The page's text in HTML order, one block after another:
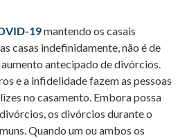
19mantendo os casais
casas indefinidamente, não é de
antecipado de divórcios.
e a infidelidade fazem as pessoas
no casamento. Embora possa
os divórcios durante o
Quando um ou ambos os